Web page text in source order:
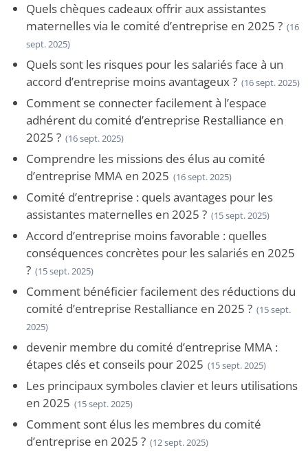
Quels chèques cadeaux offrir aux assistantes
maternelles via le comité d’entreprise en 2025 ? (16
sept. 2025)
Quels sont les risques pour les salariés face à un
accord d’entreprise moins avantageux ? (16 sept. 2025)
Comment se connecter facilement à l’espace
adhérent du comité d’entreprise Restalliance en
2025 ? (16 sept. 2025)
Comprendre les missions des élus au comité
d’entreprise MMA en 2025 (16 sept. 2025)
Comité d’entreprise : quels avantages pour les
assistantes maternelles en 2025 ? (15 sept. 2025)
Accord d’entreprise moins favorable : quelles
conséquences concrètes pour les salariés en 2025
? (15 sept. 2025)
Comment bénéficier facilement des réductions du
comité d’entreprise Restalliance en 2025 ? (15 sept.
2025)
devenir membre du comité d’entreprise MMA :
étapes clés et conseils pour 2025 (15 sept. 2025)
Les principaux symboles clavier et leurs utilisations
en 2025 (15 sept. 2025)
Comment sont élus les membres du comité
d’entreprise en 2025 ? (12 sept. 2025)